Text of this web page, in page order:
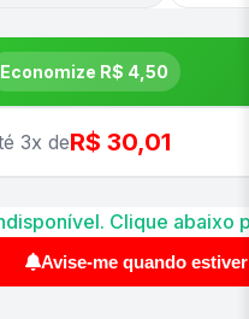
Economize R$ 4,50
3x deR$ 30,01
Clique abaixo
Avise-me quando